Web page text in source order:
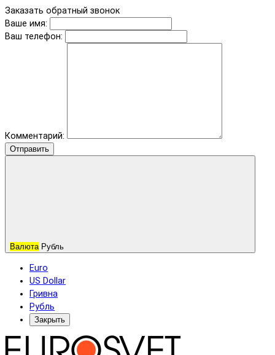
Заказать обратный звонок
Ваше имя:
Ваш телефон:
Комментарий:
Отправить
Валюта Рубль
Euro
US Dollar
Гривна
Рубль
Закрыть